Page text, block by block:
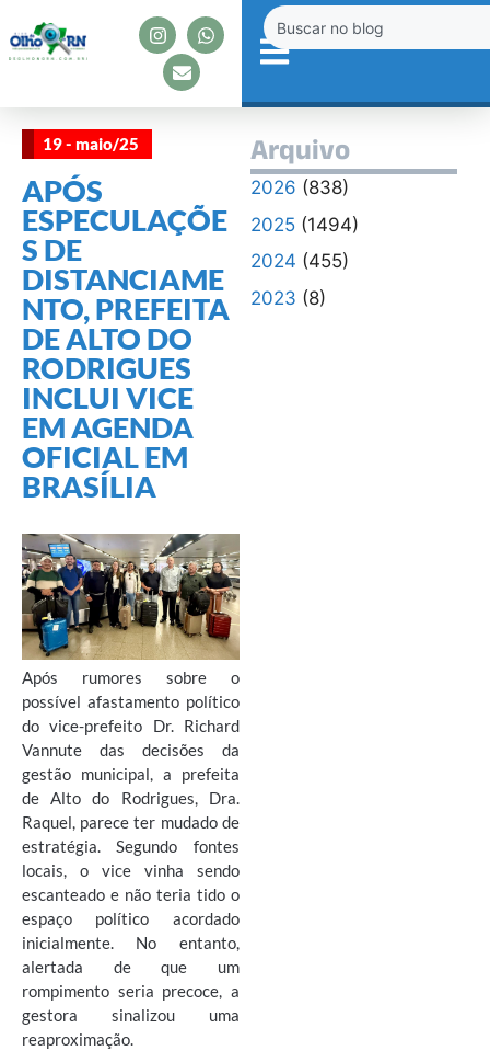
19 - maio/25
APÓS
ESPECULAÇÕE
S DE
DISTANCIAME
NTO, PREFEITA
DE ALTO DO
RODRIGUES
INCLUI VICE
EM AGENDA
OFICIAL EM
BRASÍLIA
Após rumores sobre o
possível afastamento político
do vice-prefeito Dr. Richard
Vannute das decisões da
gestão municipal, a prefeita
de Alto do Rodrigues, Dra.
Raquel, parece ter mudado de
estratégia. Segundo fontes
locais, o vice vinha sendo
escanteado e não teria tido o
espaço político acordado
inicialmente. No entanto,
alertada de que um
rompimento seria precoce, a
gestora sinalizou uma
reaproximação.
Arquivo
2026 (838)
2025(1494)
2024 (455)
2023 (8)